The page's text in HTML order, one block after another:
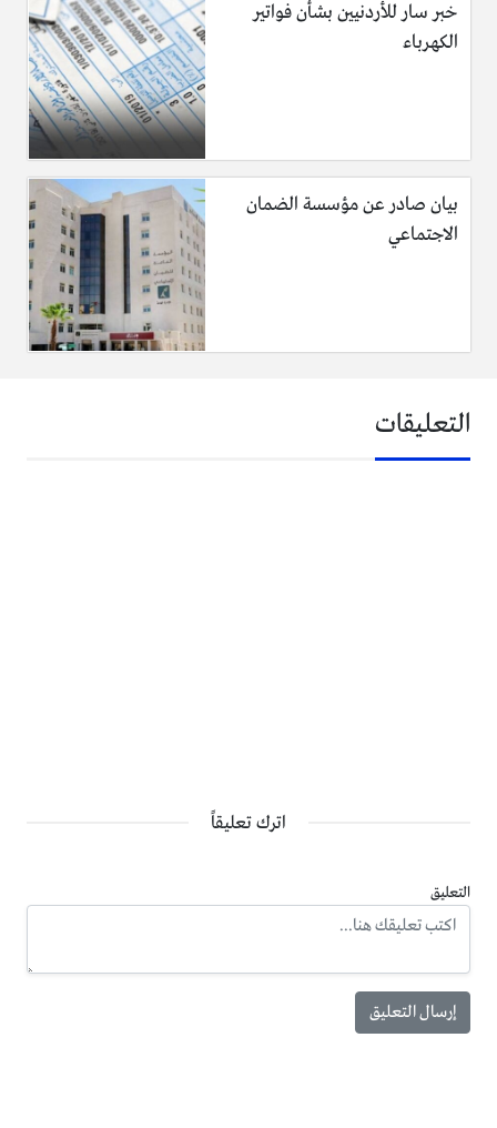
خبر سار للأردنيين بشأن فواتير
الكهرباء
بيان صادر عن مؤسسة الضمان
الاجتماعي
التعليقات
اترك تعليقاً
التعليق